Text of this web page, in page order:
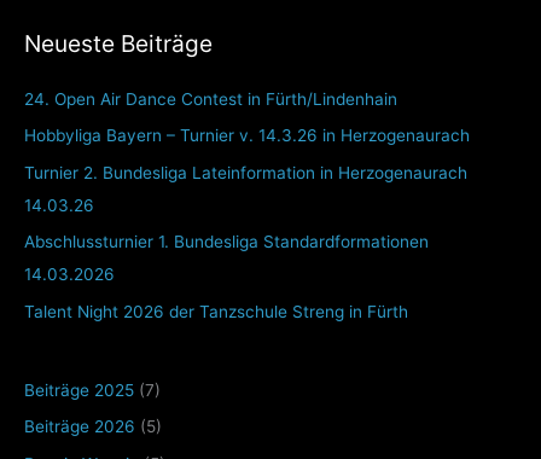
Neueste Beiträge
24. Open Air Dance Contest in Fürth/Lindenhain
Hobbyliga Bayern – Turnier v. 14.3.26 in Herzogenaurach
Turnier 2. Bundesliga Lateinformation in Herzogenaurach
14.03.26
Abschlussturnier 1. Bundesliga Standardformationen
14.03.2026
Talent Night 2026 der Tanzschule Streng in Fürth
Beiträge 2025 (7)
Beiträge 2026 (5)